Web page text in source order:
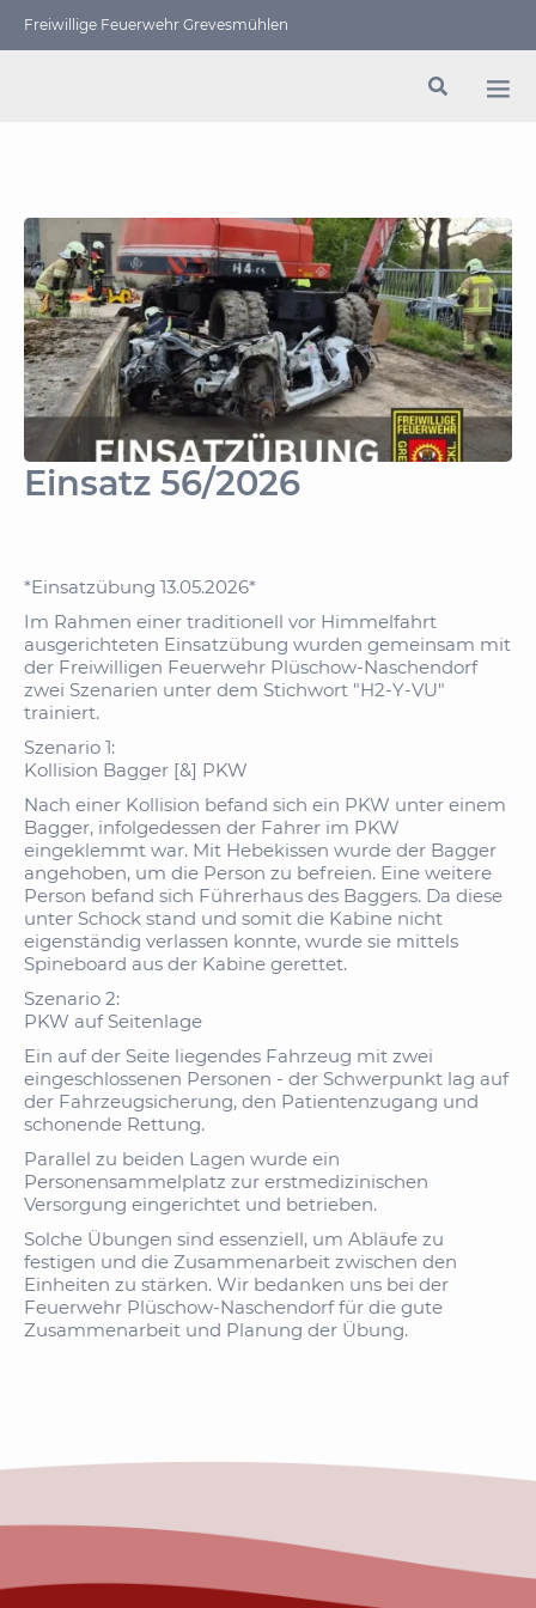
Freiwillige Feuerwehr Grevesmühlen
Einsatz 56/2026
*Einsatzübung 13.05.2026*
Im Rahmen einer traditionell vor Himmelfahrt
ausgerichteten Einsatzübung wurden gemeinsam mit
der Freiwilligen Feuerwehr Plüschow-Naschendorf
zwei Szenarien unter dem Stichwort "H2-Y-VU"
trainiert.
Szenario 1:
Kollision Bagger [&] PKW
Nach einer Kollision befand sich ein PKW unter einem
Bagger, infolgedessen der Fahrer im PKW
eingeklemmt war. Mit Hebekissen wurde der Bagger
angehoben, um die Person zu befreien. Eine weitere
Person befand sich Führerhaus des Baggers. Da diese
unter Schock stand und somit die Kabine nicht
eigenständig verlassen konnte, wurde sie mittels
Spineboard aus der Kabine gerettet.
Szenario 2:
PKW auf Seitenlage
Ein auf der Seite liegendes Fahrzeug mit zwei
eingeschlossenen Personen - der Schwerpunkt lag auf
der Fahrzeugsicherung, den Patientenzugang und
schonende Rettung.
Parallel zu beiden Lagen wurde ein
Personensammelplatz zur erstmedizinischen
Versorgung eingerichtet und betrieben.
Solche Übungen sind essenziell, um Abläufe zu
festigen und die Zusammenarbeit zwischen den
Einheiten zu stärken. Wir bedanken uns bei der
Feuerwehr Plüschow-Naschendorf für die gute
Zusammenarbeit und Planung der Übung.